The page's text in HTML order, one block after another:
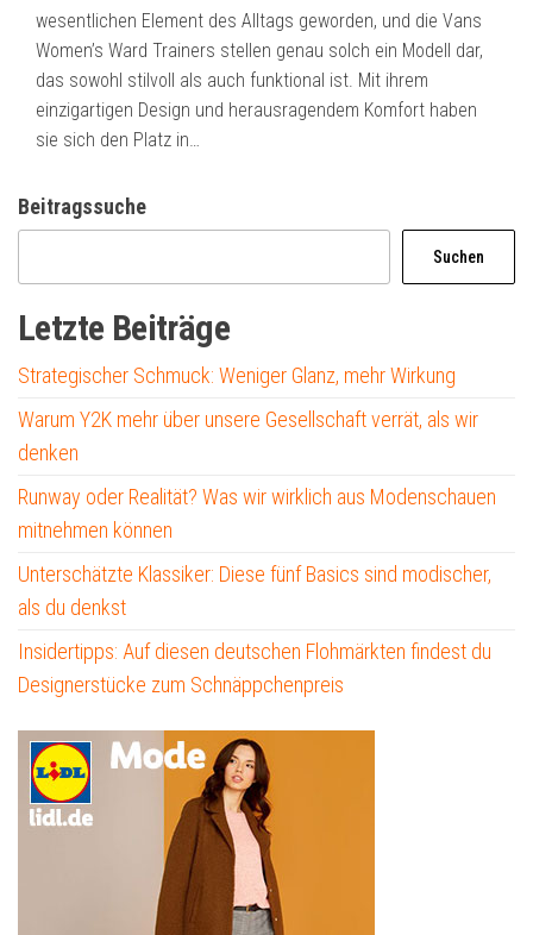
wesentlichen Element des Alltags geworden, und die Vans
Women’s Ward Trainers stellen genau solch ein Modell dar,
das sowohl stilvoll als auch funktional ist. Mit ihrem
einzigartigen Design und herausragendem Komfort haben
sie sich den Platz in…
Beitragssuche
Suchen
Letzte Beiträge
Strategischer Schmuck: Weniger Glanz, mehr Wirkung
Warum Y2K mehr über unsere Gesellschaft verrät, als wir
denken
Runway oder Realität? Was wir wirklich aus Modenschauen
mitnehmen können
Unterschätzte Klassiker: Diese fünf Basics sind modischer,
als du denkst
Insidertipps: Auf diesen deutschen Flohmärkten findest du
Designerstücke zum Schnäppchenpreis